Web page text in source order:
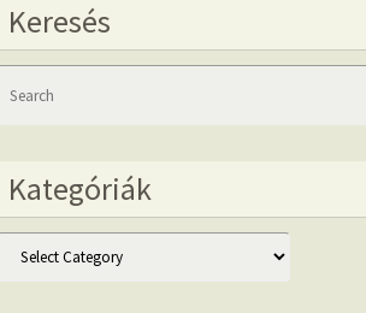
Keresés
Kategóriák
Kategóriák